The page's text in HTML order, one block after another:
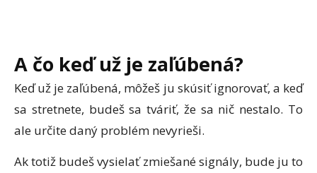
A čo keď už je zaľúbená?
Keď už je zaľúbená, môžeš ju skúsiť ignorovať, a keď
sa stretnete, budeš sa tváriť, že sa nič nestalo. To
ale určite daný problém nevyrieši.
Ak totiž budeš vysielať zmiešané signály, bude ju to